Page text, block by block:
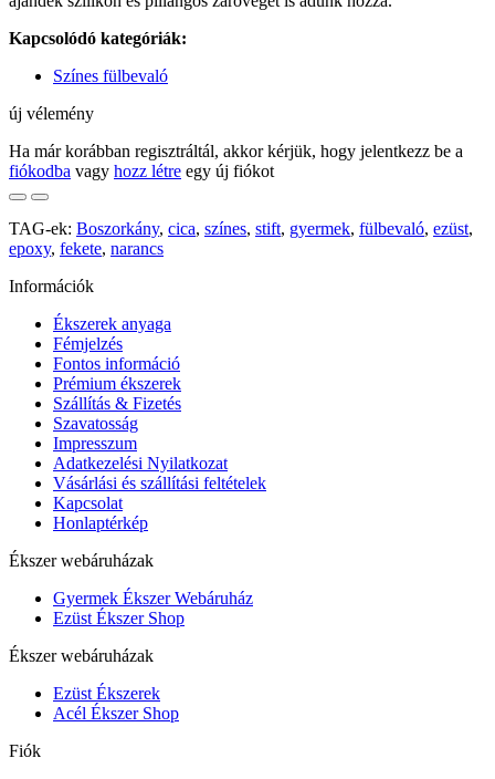
Kapcsolódó kategóriák:
Színes fülbevaló
új vélemény
Ha már korábban regisztráltál, akkor kérjük, hogy jelentkezz be a
fiókodba vagy hozz létre egy új fiókot
TAG-ek: Boszorkány, cica, színes, stift, gyermek, fülbevaló, ezüst,
epoxy, fekete, narancs
Információk
Ékszerek anyaga
Fémjelzés
Fontos információ
Prémium ékszerek
Szállítás & Fizetés
Szavatosság
Impresszum
Adatkezelési Nyilatkozat
Vásárlási és szállítási feltételek
Kapcsolat
Honlaptérkép
Ékszer webáruházak
Gyermek Ékszer Webáruház
Ezüst Ékszer Shop
Ékszer webáruházak
Ezüst Ékszerek
Acél Ékszer Shop
Fiók